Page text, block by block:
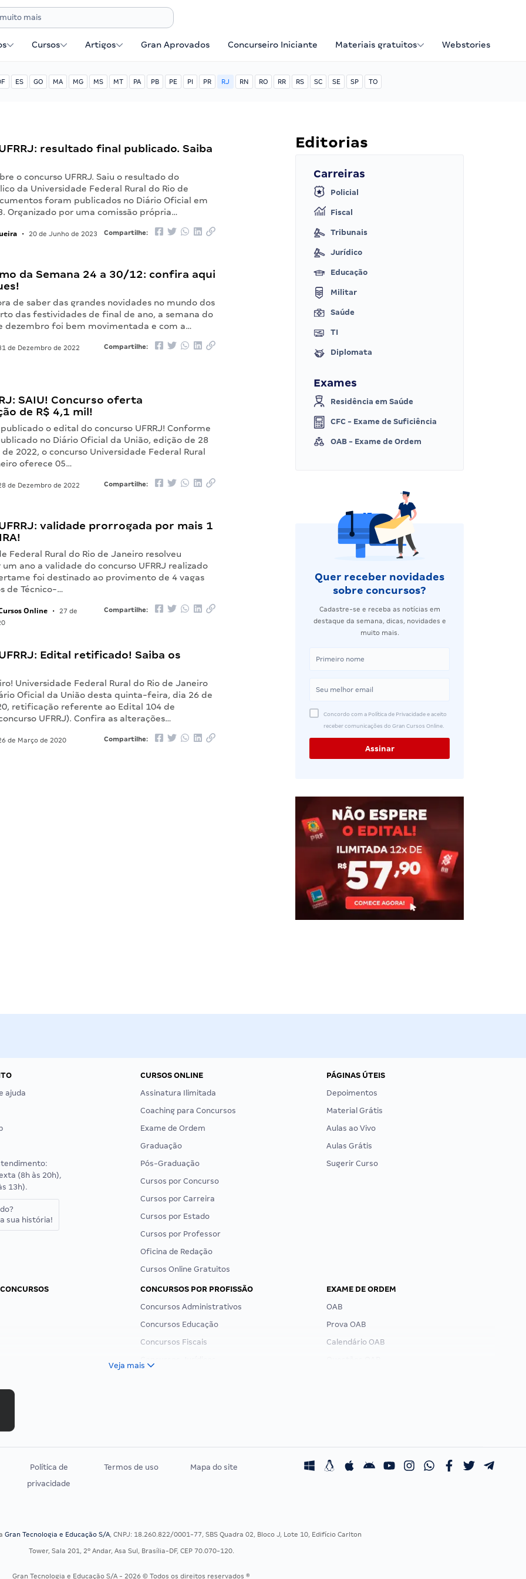
Cursos Artigos Gran Aprovados Concurseiro Iniciante Materiais gratuitos Webstories
ES GO MA MG MS MT PA PB PE PI PR RJ RN RO RR RS SC SE SP TO
resultado final publicado. Saiba
o concurso UFRRJ. Saiu o resultado do
da Universidade Federal Rural do Rio de
foram publicados no Diário Oficial em
Organizado por uma comissão própria…
• 20 de Junho de 2023 Compartilhe:
da Semana 24 a 30/12: confira aqui
de saber das grandes novidades no mundo dos
das festividades de final de ano, a semana do
dezembro foi bem movimentada e com a…
de Dezembro de 2022 Compartilhe:
SAIU! Concurso oferta
de R$ 4,1 mil!
o edital do concurso UFRRJ! Conforme
no Diário Oficial da União, edição de 28
2022, o concurso Universidade Federal Rural
oferece 05…
de Dezembro de 2022 Compartilhe:
validade prorrogada por mais 1
Federal Rural do Rio de Janeiro resolveu
ano a validade do concurso UFRRJ realizado
foi destinado ao provimento de 4 vagas
de Técnico-…
Online •
27 de
Compartilhe:
Edital retificado! Saiba os
Universidade Federal Rural do Rio de Janeiro
Oficial da União desta quinta-feira, dia 26 de
retificação referente ao Edital 104 de
UFRRJ). Confira as alterações…
de Março de 2020 Compartilhe:
Editorias
Carreiras
Policial
Fiscal
Tribunais
Jurídico
Educação
Militar
Saúde
TI
Diplomata
Exames
Residência em Saúde
CFC - Exame de Suficiência
OAB - Exame de Ordem
Quer receber novidades
sobre concursos?
Cadastre-se e receba as notícias em
destaque da semana, dicas, novidades e
muito mais.
Concordo com a Política de Privacidade e aceito
receber comunicações do Gran Cursos Online.
ajuda
(8h às 20h),
13h).
sua história!
CURSOS ONLINE
Assinatura Ilimitada
Coaching para Concursos
Exame de Ordem
Graduação
Pós-Graduação
Cursos por Concurso
Cursos por Carreira
Cursos por Estado
Cursos por Professor
Oficina de Redação
Cursos Online Gratuitos
PÁGINAS ÚTEIS
Depoimentos
Material Grátis
Aulas ao Vivo
Aulas Grátis
Sugerir Curso
CONCURSOS POR PROFISSÃO
Concursos Administrativos
Concursos Educação
Concursos Fiscais
Residência Multiprofissional
EXAME DE ORDEM
OAB
Prova OAB
Calendário OAB
Veja mais
Política de
privacidade
Termos de uso Mapa do site
Gran Tecnologia e Educação S/A, CNPJ: 18.260.822/0001-77, SBS Quadra 02, Bloco J, Lote 10, Edifício Carlton
Tower, Sala 201, 2º Andar, Asa Sul, Brasília-DF, CEP 70.070-120.
Gran Tecnologia e Educação S/A - 2026 © Todos os direitos reservados ®